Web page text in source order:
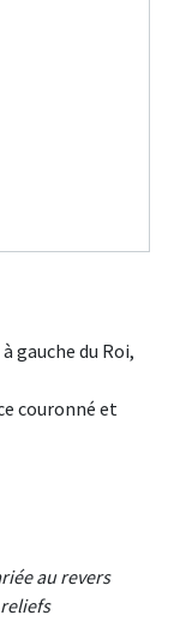
à gauche du Roi,
couronné et
au revers